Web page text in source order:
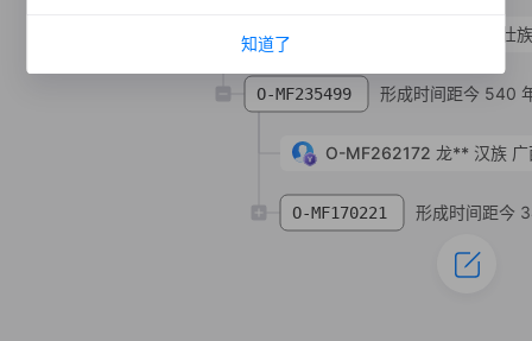
广西壮
O-MF235499 形成时间距今 540
O-MF262172 龙** 汉族
O-MF170221 形成时间距今
知道了